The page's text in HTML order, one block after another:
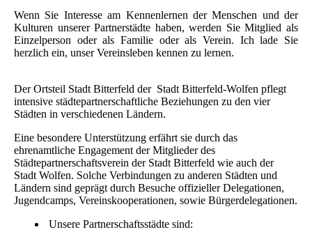
Wenn Sie Interesse am Kennenlernen der Menschen und der
Kulturen unserer Partnerstädte haben, werden Sie Mitglied als
Einzelperson oder als Familie oder als Verein. Ich lade Sie
herzlich ein, unser Vereinsleben kennen zu lernen.
Der Ortsteil Stadt Bitterfeld der Stadt Bitterfeld-Wolfen pflegt
intensive städtepartnerschaftliche Beziehungen zu den vier
Städten in verschiedenen Ländern.
Eine besondere Unterstützung erfährt sie durch das
ehrenamtliche Engagement der Mitglieder des
Städtepartnerschaftsverein der Stadt Bitterfeld wie auch der
Stadt Wolfen. Solche Verbindungen zu anderen Städten und
Ländern sind geprägt durch Besuche offizieller Delegationen,
Jugendcamps, Vereinskooperationen, sowie Bürgerdelegationen.
Unsere Partnerschaftsstädte sind: